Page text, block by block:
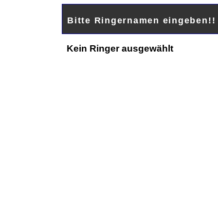
Bitte Ringernamen
Kein Ringer ausgewählt